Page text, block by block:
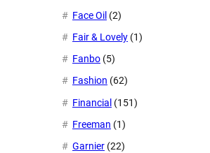
Face Oil (2)
Fair & Lovely (1)
Fanbo (5)
Fashion (62)
Financial (151)
Freeman (1)
Garnier (22)